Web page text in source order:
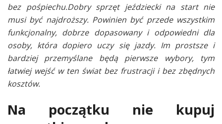
bez pośpiechu.Dobry sprzęt jeździecki na start nie
musi być najdroższy. Powinien być przede wszystkim
funkcjonalny, dobrze dopasowany i odpowiedni dla
osoby, która dopiero uczy się jazdy. Im prostsze i
bardziej przemyślane będą pierwsze wybory, tym
łatwiej wejść w ten świat bez frustracji i bez zbędnych
kosztów.
Na początku nie kupuj